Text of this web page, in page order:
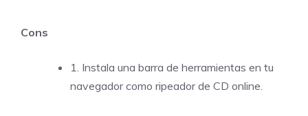
Cons
1. Instala una barra de herramientas en tu
navegador como ripeador de CD online.